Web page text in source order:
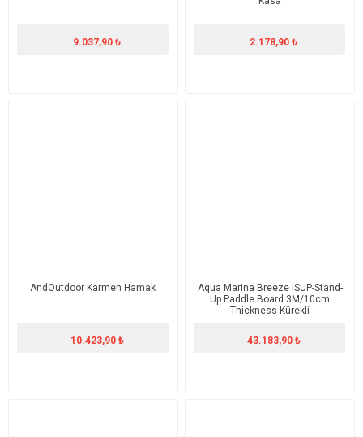
9.037,90 ₺ 2.178,90 ₺
AndOutdoor Karmen Hamak
10.423,90 ₺
Aqua Marina Breeze iSUP-Stand-
Up Paddle Board 3M/10cm
Thickness Kürekli
43.183,90 ₺